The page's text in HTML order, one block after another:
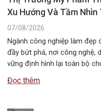
Xu Hướng Và Tầm Nhìn
07/08/2026
Ngành công nghiệp làm
đầy bứt phá, nơi công nghệ,
vững định hình lại toàn bộ
quy mô, động…
Đọc thêm